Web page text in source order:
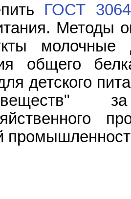
ГОСТ
Методы
молочные
общего
детского
за